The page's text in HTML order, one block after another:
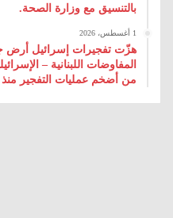
بالتنسيق مع وزارة الصحة.
1 أغسطس، 2026
هزّت تفجيرات إسرائيل أرض
المفاوضات اللبنانية –
من أضخم عمليات التفجير منذ